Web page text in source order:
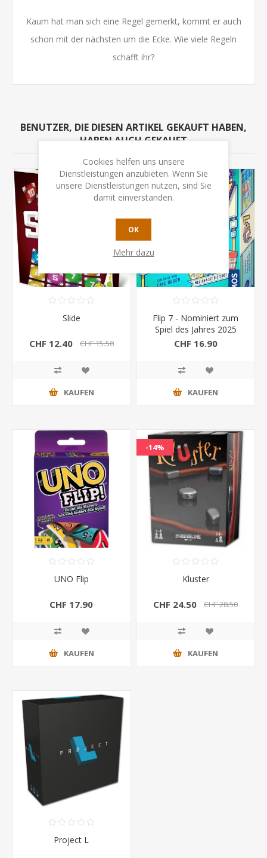
Kaum hat man sich eine Regel gemerkt, kommt er auch
schon mit der nächsten um die Ecke. Wie viele Regeln
schafft ihr?
BENUTZER, DIE DIESEN ARTIKEL GEKAUFT HABEN,
HABEN AUCH GEKAUFT
Slide
CHF 12.40 CHF 15.50
KAUFEN
Flip 7 - Nominiert zum
Spiel des Jahres 2025
CHF 16.90
KAUFEN
UNO Flip
CHF 17.90
KAUFEN
-14%
Kluster
CHF 24.50 CHF 28.50
KAUFEN
Project L
Cookies helfen uns unsere
Dienstleistungen anzubieten. Wenn Sie
unsere Dienstleistungen nutzen, sind Sie
damit einverstanden.
OK
Mehr dazu